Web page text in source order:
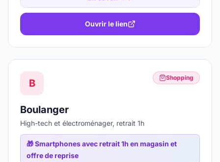
Ouvrir le lien
B Shopping
Boulanger
High-tech et électroménager, retrait 1h
🎁Smartphones avec retrait 1h en magasin et
offre de reprise